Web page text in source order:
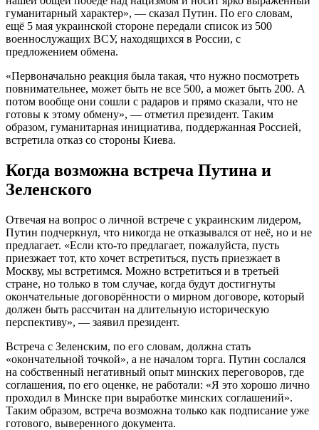
гуманитарный характер», — сказал Путин. По его словам,
ещё 5 мая украинской стороне передали список из 500
военнослужащих ВСУ, находящихся в России, с
предложением обмена.
«Первоначально реакция была такая, что нужно посмотреть
повнимательнее, может быть не все 500, а может быть 200. А
потом вообще они сошли с радаров и прямо сказали, что не
готовы к этому обмену», — отметил президент. Таким
образом, гуманитарная инициатива, поддержанная Россией,
встретила отказ со стороны Киева.
Когда возможна встреча Путина и
Зеленского
Отвечая на вопрос о личной встрече с украинским лидером,
Путин подчеркнул, что никогда не отказывался от неё, но и не
предлагает. «Если кто-то предлагает, пожалуйста, пусть
приезжает тот, кто хочет встретиться, пусть приезжает в
Москву, мы встретимся. Можно встретиться и в третьей
стране, но только в том случае, когда будут достигнуты
окончательные договорённости о мирном договоре, который
должен быть рассчитан на длительную историческую
перспективу», — заявил президент.
Встреча с Зеленским, по его словам, должна стать
«окончательной точкой», а не началом торга. Путин сослался
на собственный негативный опыт минских переговоров, где
соглашения, по его оценке, не работали: «Я это хорошо лично
проходил в Минске при выработке минских соглашений».
Таким образом, встреча возможна только как подписание уже
готового, выверенного документа.